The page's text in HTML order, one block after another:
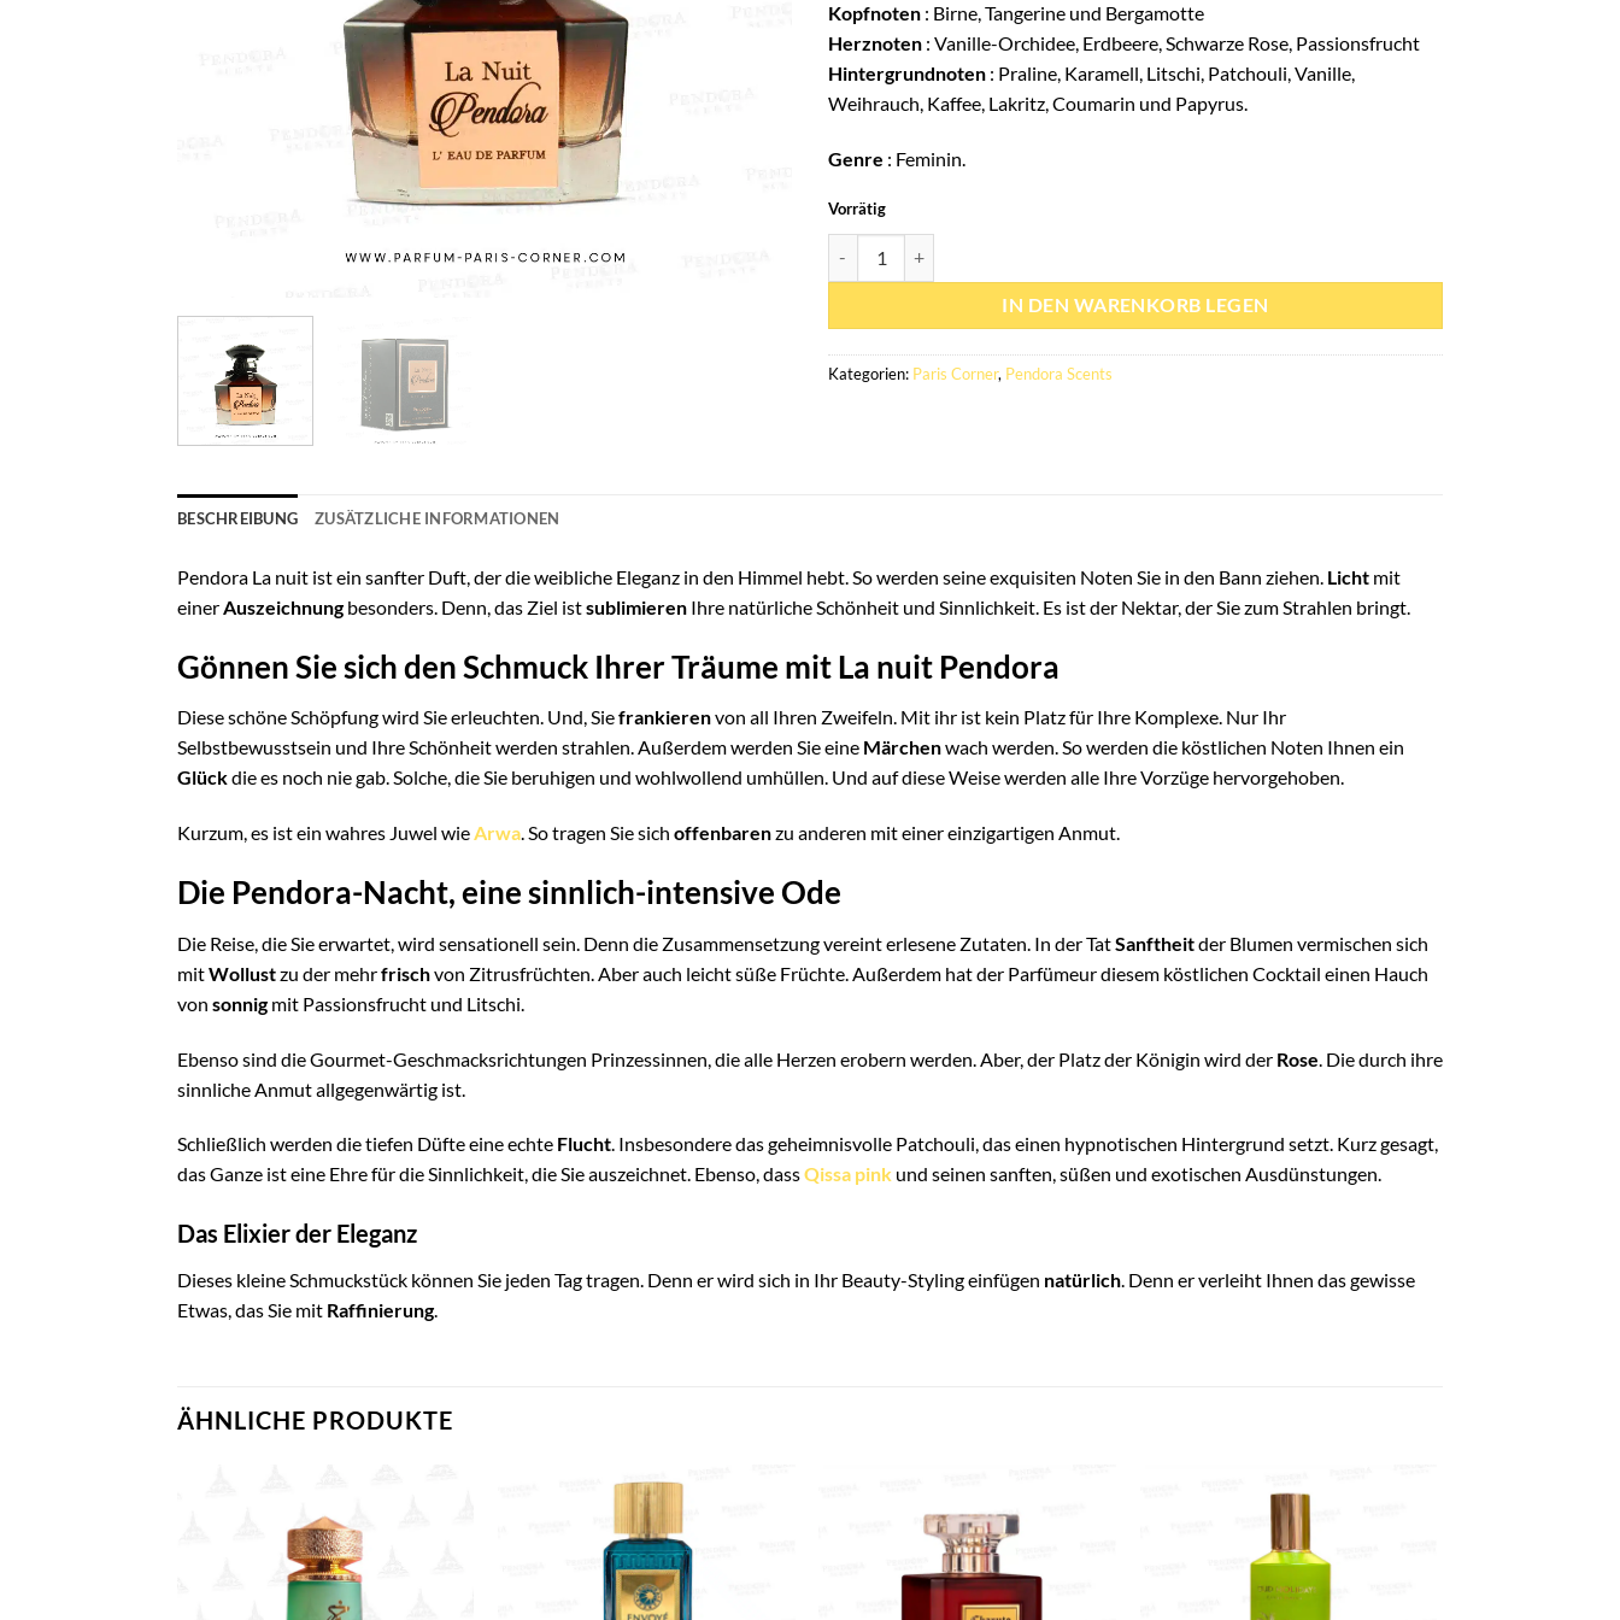
Kopfnoten : Birne, Tangerine und Bergamotte
Herznoten : Vanille-Orchidee, Erdbeere, Schwarze Rose, Passionsfrucht
Hintergrundnoten : Praline, Karamell, Litschi, Patchouli, Vanille,
Weihrauch, Kaffee, Lakritz, Coumarin und Papyrus.
Genre : Feminin.
Vorrätig
IN DEN WARENKORB LEGEN
Kategorien: Paris Corner, Pendora Scents
BESCHREIBUNG ZUSÄTZLICHE INFORMATIONEN
Pendora La nuit ist ein sanfter Duft, der die weibliche Eleganz in den Himmel hebt. So werden seine exquisiten Noten Sie in den Bann ziehen. Licht mit
einerAuszeichnungbesonders. Denn, das Ziel istsublimieren Ihre natürliche Schönheit und Sinnlichkeit. Es ist der Nektar, der Sie zum Strahlen bringt.
Gönnen Sie sich den Schmuck Ihrer Träume mit La nuit Pendora
Diese schöne Schöpfung wird Sie erleuchten. Und, Siefrankierenvon all Ihren Zweifeln. Mit ihr ist kein Platz für Ihre Komplexe. Nur Ihr
Selbstbewusstsein und Ihre Schönheit werden strahlen. Außerdem werden Sie eine Märchenwach werden. So werden die köstlichen Noten Ihnen ein
Glückdie es noch nie gab. Solche, die Sie beruhigen und wohlwollend umhüllen. Und auf diese Weise werden alle Ihre Vorzüge hervorgehoben.
Kurzum, es ist ein wahres Juwel wieArwa. So tragen Sie sich offenbarenzu anderen mit einer einzigartigen Anmut.
Die Pendora-Nacht, eine sinnlich-intensive Ode
Die Reise, die Sie erwartet, wird sensationell sein. Denn die Zusammensetzung vereint erlesene Zutaten. In der TatSanftheitder Blumen vermischen sich
mitWollustzu der mehrfrischvon Zitrusfrüchten. Aber auch leicht süße Früchte. Außerdem hat der Parfümeur diesem köstlichen Cocktail einen Hauch
von sonnigmit Passionsfrucht und Litschi.
Ebenso sind die Gourmet-Geschmacksrichtungen Prinzessinnen, die alle Herzen erobern werden. Aber, der Platz der Königin wird der Rose . Die durch ihre
sinnliche Anmut allgegenwärtig ist.
Schließlich werden die tiefen Düfte eine echte Flucht. Insbesondere das geheimnisvolle Patchouli, das einen hypnotischen Hintergrund setzt. Kurz gesagt,
das Ganze ist eine Ehre für die Sinnlichkeit, die Sie auszeichnet. Ebenso, dassQissa pink und seinen sanften, süßen und exotischen Ausdünstungen.
Das Elixier der Eleganz
Dieses kleine Schmuckstück können Sie jeden Tag tragen. Denn er wird sich in Ihr Beauty-Styling einfügen natürlich. Denn er verleiht Ihnen das gewisse
Etwas, das Sie mit Raffinierung.
ÄHNLICHE PRODUKTE